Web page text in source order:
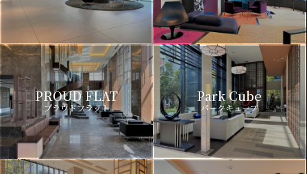
PROUD FLAT
プラウドフラット
Park Cube
パークキューブ